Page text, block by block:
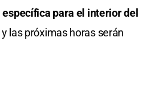
para el interior del
las próximas horas serán